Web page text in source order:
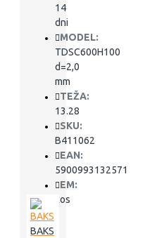
14
dni
MODEL:
TDSC600H100
d=2,0
mm
TEŽA:
13.28
SKU:
B411062
EAN:
5900993132571
EM:
kos
BAKS